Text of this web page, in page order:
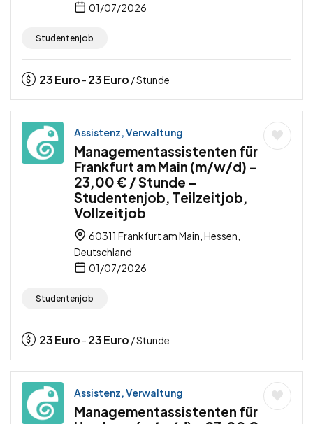
01/07/2026
Studentenjob
23Euro - 23Euro / Stunde
Assistenz, Verwaltung
Managementassistenten für
Frankfurt am Main (m/w/d) –
23,00 € / Stunde –
Studentenjob, Teilzeitjob,
Vollzeitjob
60311 Frankfurt am Main, Hessen,
Deutschland
01/07/2026
Studentenjob
23Euro - 23Euro / Stunde
Assistenz, Verwaltung
Managementassistenten für